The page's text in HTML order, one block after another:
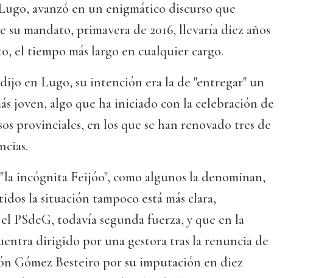
avanzó en un enigmático discurso que
su mandato, primavera de 2016, llevaría diez años
el tiempo más largo en cualquier cargo.
en Lugo, su intención era la de "entregar" un
joven, algo que ha iniciado con la celebración de
provinciales, en los que se han renovado tres de
incógnita Feijóo", como algunos la denominan,
la situación tampoco está más clara,
PSdeG, todavía segunda fuerza, y que en la
dirigido por una gestora tras la renuncia de
Gómez Besteiro por su imputación en diez